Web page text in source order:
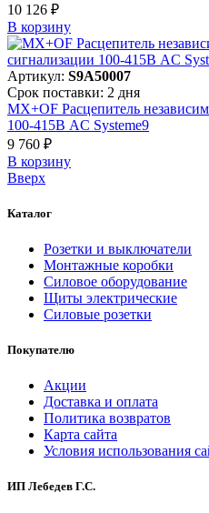
10 126 ₽
В корзинy
Артикул: S9A50007
Срок поставки: 2 дня
MX+OF Расцепитель
100-415В AC Systeme9
9 760 ₽
В корзинy
Вверх
Каталог
Розетки и выключатели
Монтажные коробки
Силовое оборудование
Щиты электрические
Силовые розетки
Покупателю
Акции
Доставка и оплата
Политика возвратов
Карта сайта
Условия использования
ИП Лебедев Г.С.